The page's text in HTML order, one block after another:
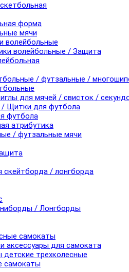
форма
мячи
волейбольные
волейбольные / Защита
/ футзальные /
для мячей / свисток /
/ Щитки для футбола
футбола
атрибутика
/ футзальные мячи
скейтборда / лонгборда
/ Лонгборды
самокаты
аксессуары для самоката
трехколесные
самокаты